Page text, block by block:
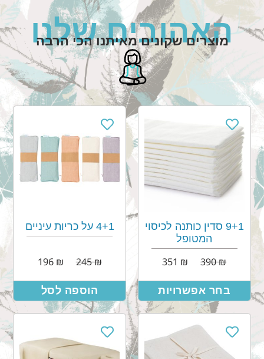
האהובים שלנו
מוצרים שקונים מאיתנו הכי הרבה
9+1 סדין כותנה לכיסוי
המטופל
₪
390
₪
בחר אפשרויות
4+1 על כריות עיניים
₪
245
₪
196
הוספה לסל